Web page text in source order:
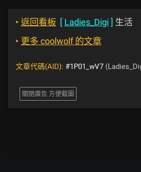
‣ 返回看板 [ Ladies_Digi ] 生活
‣ 更多 coolwolf 的文章
文章代碼(AID): #1P01_wV7
關閉廣告 方便截圖